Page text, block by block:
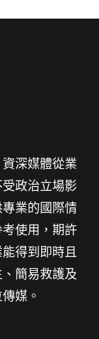
深媒體從業
政治立場影
業的國際情
使用，期許
得到即時且
簡易救護及
媒。